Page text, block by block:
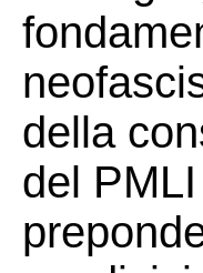
della
del